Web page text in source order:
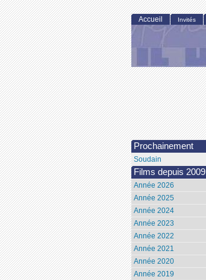
Accueil Invités
Prochainement
Soudain
Films depuis 2009
Année 2026
Année 2025
Année 2024
Année 2023
Année 2022
Année 2021
Année 2020
Année 2019